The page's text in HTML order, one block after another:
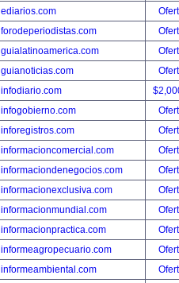
ediarios.com
forodeperiodistas.com
guialatinoamerica.com
guianoticias.com
infodiario.com
infogobierno.com
inforegistros.com
informacioncomercial.com
informaciondenegocios.com
informacionexclusiva.com
informacionmundial.com
informacionpractica.com
informeagropecuario.com
informeambiental.com